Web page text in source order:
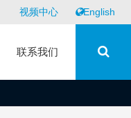
视频中心 English
联系我们